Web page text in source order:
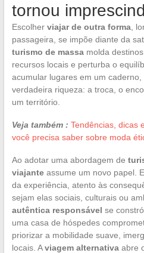
tornou
Escolher viajar de outra forma,
passageira, se impõe diante da
turismo de massamolda
recursos locais e perturba o
acumular lugares em um
verdadeira riqueza: a troca, o
um território.
Veja também : Tendências, dicas
você precisa saber sobre moda
Ao adotar uma abordagem de
viajanteassume um novo papel.
da experiência, atento às
sejam elas sociais, culturais ou
autêntica responsável se
uma casa de hóspedes
priorizar a mobilidade suave,
locais. Aviagem alternativaabre